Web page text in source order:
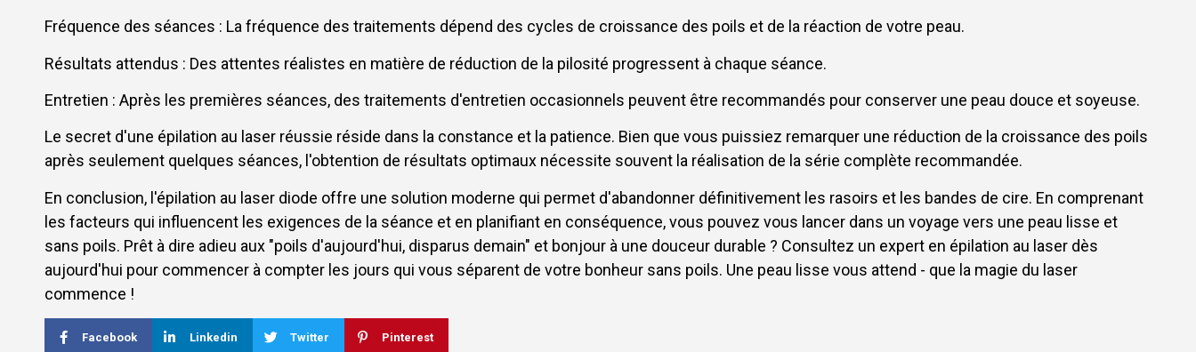
Fréquence des séances : La fréquence des traitements dépend des cycles de croissance des poils et de la réaction de votre peau.
Résultats attendus : Des attentes réalistes en matière de réduction de la pilosité progressent à chaque séance.
Entretien : Après les premières séances, des traitements d'entretien occasionnels peuvent être recommandés pour conserver une peau douce et soyeuse.
Le secret d'une épilation au laser réussie réside dans la constance et la patience. Bien que vous puissiez remarquer une réduction de la croissance des poils
après seulement quelques séances, l'obtention de résultats optimaux nécessite souvent la réalisation de la série complète recommandée.
En conclusion, l'épilation au laser diode offre une solution moderne qui permet d'abandonner définitivement les rasoirs et les bandes de cire. En comprenant
les facteurs qui influencent les exigences de la séance et en planifiant en conséquence, vous pouvez vous lancer dans un voyage vers une peau lisse et
sans poils. Prêt à dire adieu aux "poils d'aujourd'hui, disparus demain" et bonjour à une douceur durable ? Consultez un expert en épilation au laser dès
aujourd'hui pour commencer à compter les jours qui vous séparent de votre bonheur sans poils. Une peau lisse vous attend - que la magie du laser
commence !
Facebook Linkedin Twitter Pinterest